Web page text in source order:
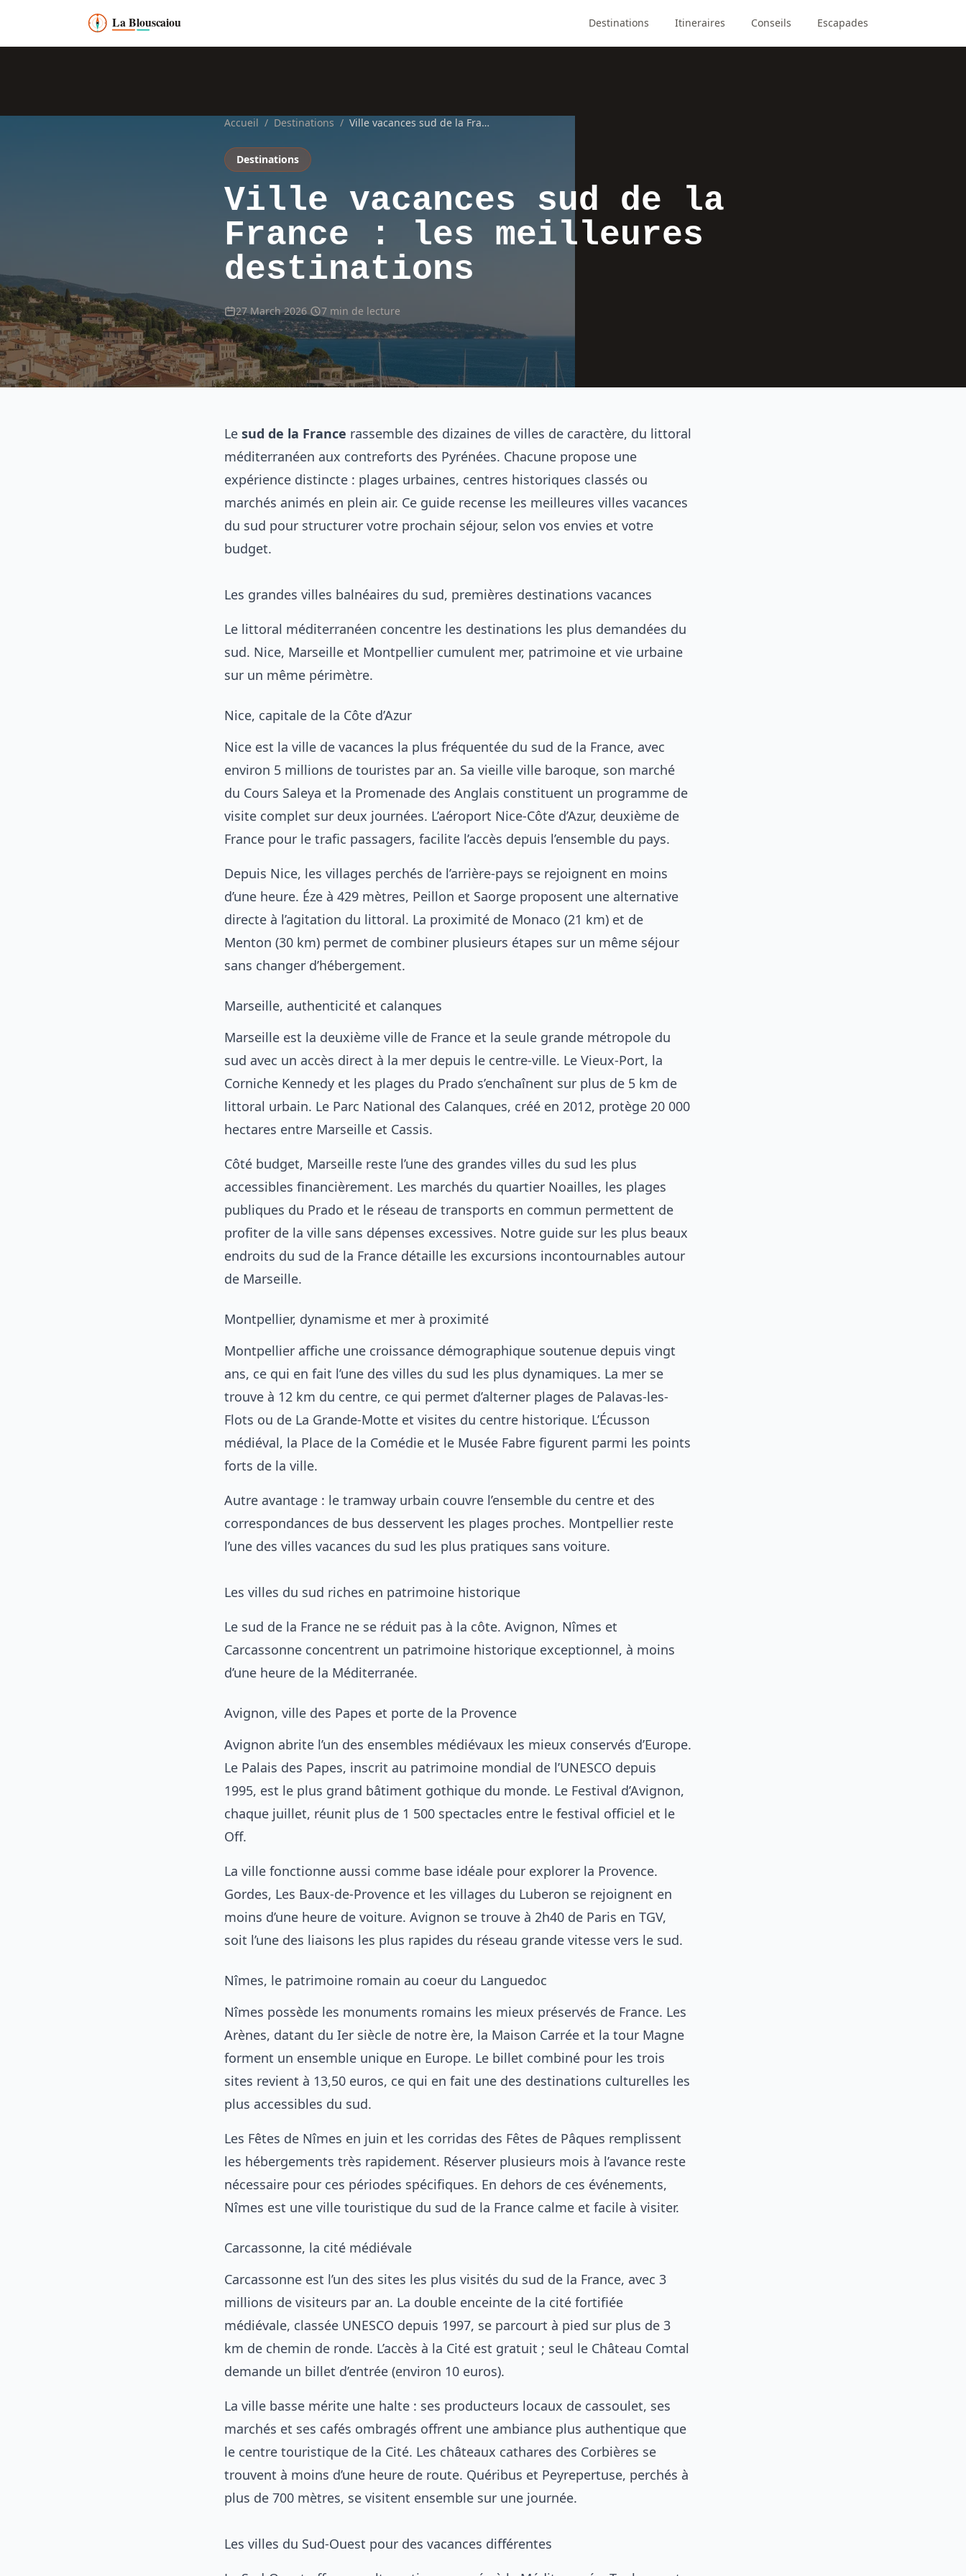
Destinations Itineraires Conseils Escapades
Accueil / Destinations / Ville vacances sud de la France : les meilleures destinations
Destinations
Ville vacances sud de la
France : les meilleures
destinations
27 March 2026 7 min de lecture
Le sud de la France rassemble des dizaines de villes de caractère, du littoral
méditerranéen aux contreforts des Pyrénées. Chacune propose une
expérience distincte : plages urbaines, centres historiques classés ou
marchés animés en plein air. Ce guide recense les meilleures villes vacances
du sud pour structurer votre prochain séjour, selon vos envies et votre
budget.
Les grandes villes balnéaires du sud, premières destinations vacances
Le littoral méditerranéen concentre les destinations les plus demandées du
sud. Nice, Marseille et Montpellier cumulent mer, patrimoine et vie urbaine
sur un même périmètre.
Nice, capitale de la Côte d’Azur
Nice est la ville de vacances la plus fréquentée du sud de la France, avec
environ 5 millions de touristes par an. Sa vieille ville baroque, son marché
du Cours Saleya et la Promenade des Anglais constituent un programme de
visite complet sur deux journées. L’aéroport Nice-Côte d’Azur, deuxième de
France pour le trafic passagers, facilite l’accès depuis l’ensemble du pays.
Depuis Nice, les villages perchés de l’arrière-pays se rejoignent en moins
d’une heure. Éze à 429 mètres, Peillon et Saorge proposent une alternative
directe à l’agitation du littoral. La proximité de Monaco (21 km) et de
Menton (30 km) permet de combiner plusieurs étapes sur un même séjour
sans changer d’hébergement.
Marseille, authenticité et calanques
Marseille est la deuxième ville de France et la seule grande métropole du
sud avec un accès direct à la mer depuis le centre-ville. Le Vieux-Port, la
Corniche Kennedy et les plages du Prado s’enchaînent sur plus de 5 km de
littoral urbain. Le Parc National des Calanques, créé en 2012, protège 20 000
hectares entre Marseille et Cassis.
Côté budget, Marseille reste l’une des grandes villes du sud les plus
accessibles financièrement. Les marchés du quartier Noailles, les plages
publiques du Prado et le réseau de transports en commun permettent de
profiter de la ville sans dépenses excessives. Notre guide sur les plus beaux
endroits du sud de la France détaille les excursions incontournables autour
de Marseille.
Montpellier, dynamisme et mer à proximité
Montpellier affiche une croissance démographique soutenue depuis vingt
ans, ce qui en fait l’une des villes du sud les plus dynamiques. La mer se
trouve à 12 km du centre, ce qui permet d’alterner plages de Palavas-les-
Flots ou de La Grande-Motte et visites du centre historique. L’Écusson
médiéval, la Place de la Comédie et le Musée Fabre figurent parmi les points
forts de la ville.
Autre avantage : le tramway urbain couvre l’ensemble du centre et des
correspondances de bus desservent les plages proches. Montpellier reste
l’une des villes vacances du sud les plus pratiques sans voiture.
Les villes du sud riches en patrimoine historique
Le sud de la France ne se réduit pas à la côte. Avignon, Nîmes et
Carcassonne concentrent un patrimoine historique exceptionnel, à moins
d’une heure de la Méditerranée.
Avignon, ville des Papes et porte de la Provence
Avignon abrite l’un des ensembles médiévaux les mieux conservés d’Europe.
Le Palais des Papes, inscrit au patrimoine mondial de l’UNESCO depuis
1995, est le plus grand bâtiment gothique du monde. Le Festival d’Avignon,
chaque juillet, réunit plus de 1 500 spectacles entre le festival officiel et le
Off.
La ville fonctionne aussi comme base idéale pour explorer la Provence.
Gordes, Les Baux-de-Provence et les villages du Luberon se rejoignent en
moins d’une heure de voiture. Avignon se trouve à 2h40 de Paris en TGV,
soit l’une des liaisons les plus rapides du réseau grande vitesse vers le sud.
Nîmes, le patrimoine romain au coeur du Languedoc
Nîmes possède les monuments romains les mieux préservés de France. Les
Arènes, datant du Ier siècle de notre ère, la Maison Carrée et la tour Magne
forment un ensemble unique en Europe. Le billet combiné pour les trois
sites revient à 13,50 euros, ce qui en fait une des destinations culturelles les
plus accessibles du sud.
Les Fêtes de Nîmes en juin et les corridas des Fêtes de Pâques remplissent
les hébergements très rapidement. Réserver plusieurs mois à l’avance reste
nécessaire pour ces périodes spécifiques. En dehors de ces événements,
Nîmes est une ville touristique du sud de la France calme et facile à visiter.
Carcassonne, la cité médiévale
Carcassonne est l’un des sites les plus visités du sud de la France, avec 3
millions de visiteurs par an. La double enceinte de la cité fortifiée
médiévale, classée UNESCO depuis 1997, se parcourt à pied sur plus de 3
km de chemin de ronde. L’accès à la Cité est gratuit ; seul le Château Comtal
demande un billet d’entrée (environ 10 euros).
La ville basse mérite une halte : ses producteurs locaux de cassoulet, ses
marchés et ses cafés ombragés offrent une ambiance plus authentique que
le centre touristique de la Cité. Les châteaux cathares des Corbières se
trouvent à moins d’une heure de route. Quéribus et Peyrepertuse, perchés à
plus de 700 mètres, se visitent ensemble sur une journée.
Les villes du Sud-Ouest pour des vacances différentes